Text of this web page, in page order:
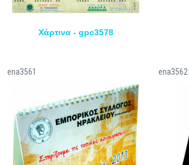
Χάρτινα - gpc3578
ena3561 ena3562